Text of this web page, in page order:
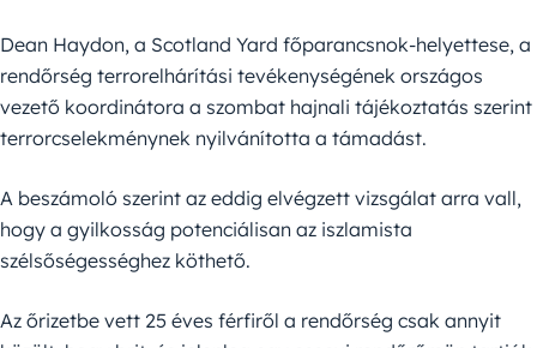
Dean Haydon, a Scotland Yard főparancsnok-helyettese, a
rendőrség terrorelhárítási tevékenységének országos
vezető koordinátora a szombat hajnali tájékoztatás szerint
terrorcselekménynek nyilvánította a támadást.
A beszámoló szerint az eddig elvégzett vizsgálat arra vall,
hogy a gyilkosság potenciálisan az iszlamista
szélsőségességhez köthető.
Az őrizetbe vett 25 éves férfiről a rendőrség csak annyit